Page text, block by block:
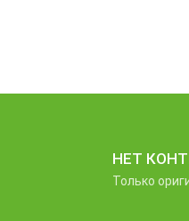
НЕТ
Только